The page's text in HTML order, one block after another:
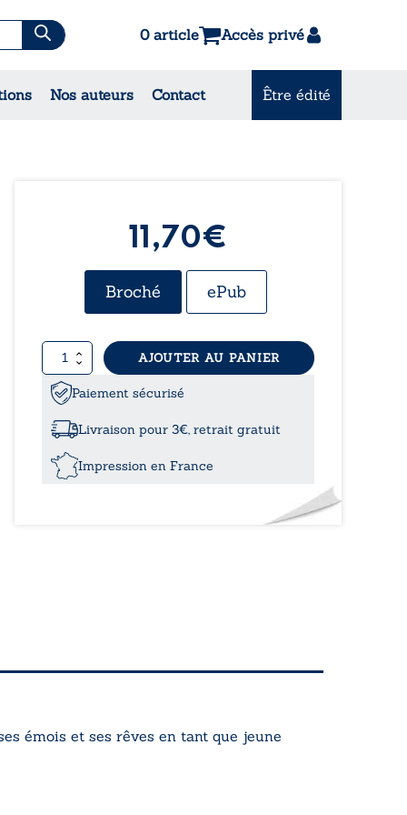
0 article Accès privé
Nos auteurs Contact Être édité
11,70€
Broché ePub
quantité
de
Orange
bleue
AJOUTER AU PANIER
Paiement sécurisé
Livraison pour 3€, retrait gratuit
Impression en France
émois et ses rêves en tant que jeune